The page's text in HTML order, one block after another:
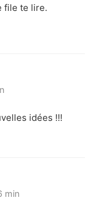
file te lire.
idées !!!
min